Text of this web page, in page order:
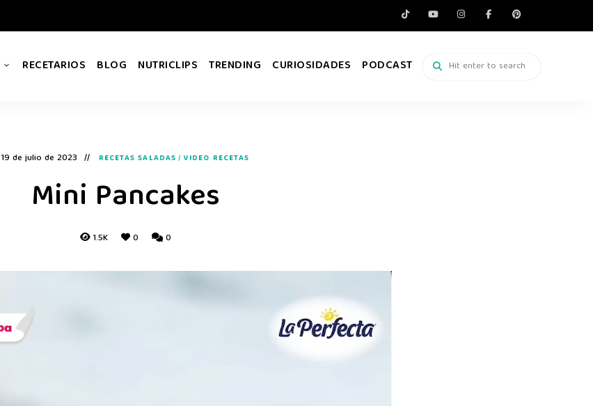
RECETARIOS BLOG NUTRICLIPS TRENDING CURIOSIDADES PODCAST
19 de julio de 2023 RECETAS SALADAS / VIDEO RECETAS
Mini Pancakes
1.5K 0 0